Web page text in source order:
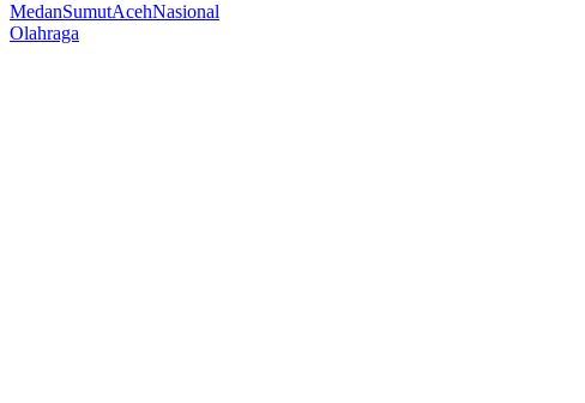
MedanSumutAcehNasional
Olahraga